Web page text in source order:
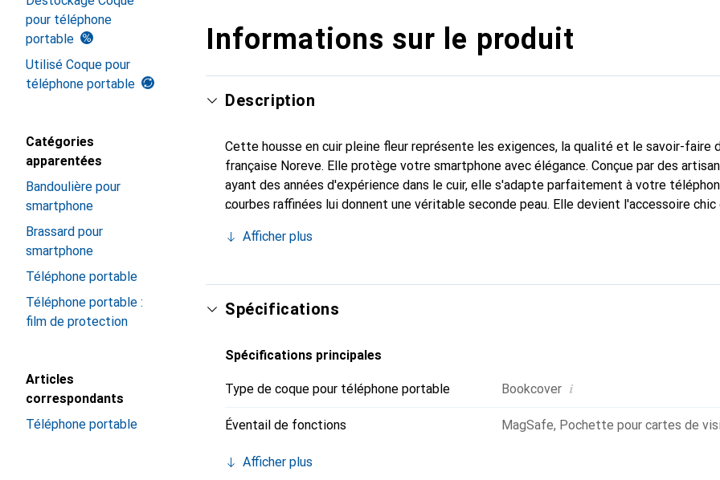
pour téléphone
portable
Utilisé Coque pour
téléphone portable
Catégories
apparentées
Bandoulière pour
smartphone
Brassard pour
smartphone
Téléphone portable
Téléphone portable :
film de protection
Articles
correspondants
Téléphone portable
Informations sur le produit
Description
Cette housse en cuir pleine fleur représente les exigences, la qualité et le savoir-faire
française Noreve. Elle protège votre smartphone avec élégance. Conçue par des
ayant des années d'expérience dans le cuir, elle s'adapte parfaitement à votre
courbes raffinées lui donnent une véritable seconde peau. Elle devient l'accessoire
Noreve est un choix fiable pour une clientèle exigeante.
Afficher plus
Spécifications
Spécifications principales
Type de coque pour téléphone portable Bookcover i
Éventail de fonctions MagSafe, Pochette pour cartes de
Afficher plus